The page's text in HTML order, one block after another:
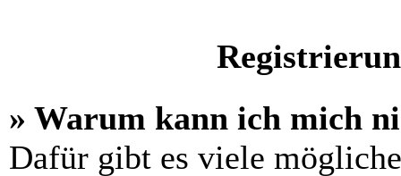
» Warum kann ich mich
Dafür gibt es viele